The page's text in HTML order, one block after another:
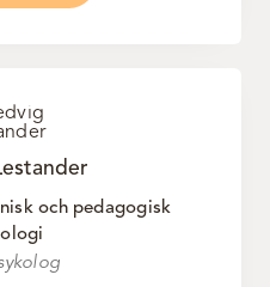
och pedagogisk